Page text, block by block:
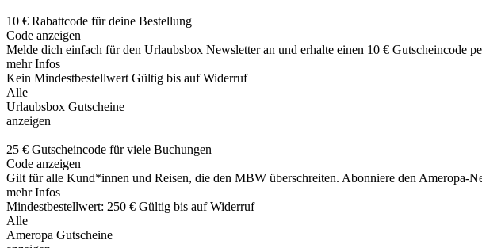
10 € Rabattcode für deine Bestellung
Code anzeigen
Melde dich einfach für den Urlaubsbox Newsletter an und erhalte einen 10 € Gutscheincode
mehr Infos
Kein Mindestbestellwert Gültig bis auf Widerruf
Alle
Urlaubsbox Gutscheine
anzeigen
25 € Gutscheincode für viele Buchungen
Code anzeigen
Gilt für alle Kund*innen und Reisen, die den MBW überschreiten. Abonniere den Ameropa-
mehr Infos
Mindestbestellwert: 250 € Gültig bis auf Widerruf
Alle
Ameropa Gutscheine